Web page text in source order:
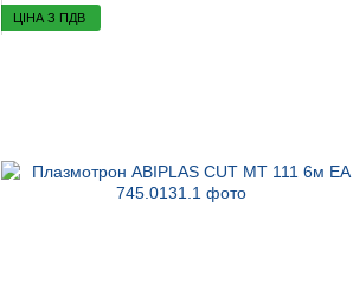
ЦІНА З ПДВ